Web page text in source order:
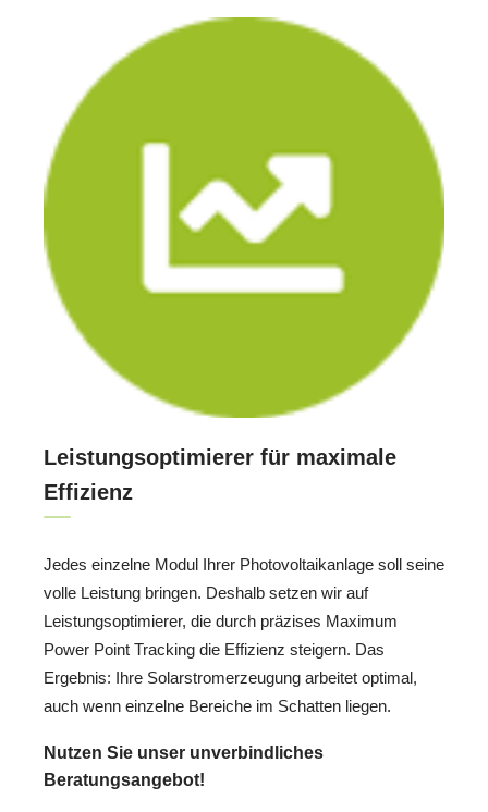
Leistungsoptimierer für maximale
Effizienz
Jedes einzelne Modul Ihrer Photovoltaikanlage soll seine
volle Leistung bringen. Deshalb setzen wir auf
Leistungsoptimierer, die durch präzises Maximum
Power Point Tracking die Effizienz steigern. Das
Ergebnis: Ihre Solarstromerzeugung arbeitet optimal,
auch wenn einzelne Bereiche im Schatten liegen.
Nutzen Sie unser unverbindliches
Beratungsangebot!